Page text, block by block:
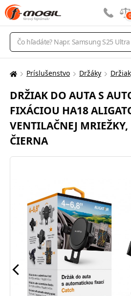
Vyhľadávanie
0
Tu
nachádzate:
Príslušenstvo Držáky
DRŽIAK DO AUTA S
FIXÁCIOU HA18
VENTILAČNEJ
ČIERNA